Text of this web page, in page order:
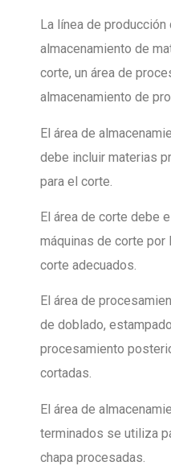
La línea de producción
almacenamiento de
corte, un área de
almacenamiento de
El área de
debe incluir materias
para el corte.
El área de corte debe
máquinas de corte
corte adecuados.
El área de
de doblado,
procesamiento
cortadas.
El área de
terminados se utiliza
chapa procesadas.